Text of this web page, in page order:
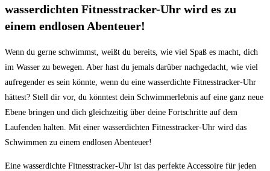
wasserdichten Fitnesstracker-Uhr wird‍ es zu ​
einem endlosen ⁢Abenteuer!
Wenn ⁢du gerne schwimmst, weißt du bereits, wie ⁣viel ‍Spaß es macht, dich
im ⁤Wasser zu bewegen. Aber hast du⁢ jemals darüber nachgedacht, ⁣wie viel
aufregender ⁤es sein könnte,⁣ wenn​ du eine wasserdichte⁣ Fitnesstracker-Uhr
hättest? Stell dir vor, du könntest dein Schwimmerlebnis auf eine ⁣ganz neue
‌Ebene ⁣bringen⁣ und dich​ gleichzeitig⁢ über⁤ deine ‍Fortschritte auf dem
Laufenden halten. Mit einer wasserdichten ⁢Fitnesstracker-Uhr wird das
Schwimmen zu einem​ endlosen Abenteuer!
Eine wasserdichte Fitnesstracker-Uhr ist ​das ⁤perfekte Accessoire ‌für‍ jeden